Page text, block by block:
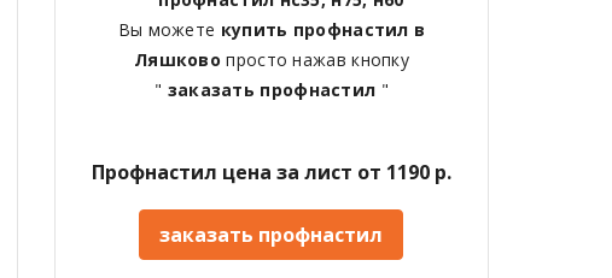
Вы можете купить профнастил в
Ляшковопросто нажав кнопку
" заказать профнастил "
Профнастил цена за лист от 1190 р.
заказать профнастил